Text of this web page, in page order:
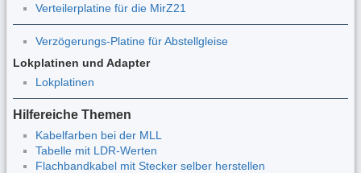
Verteilerplatine für die MirZ21
Verzögerungs-Platine für Abstellgleise
Lokplatinen und Adapter
Lokplatinen
Hilfereiche Themen
Kabelfarben bei der MLL
Tabelle mit LDR-Werten
Flachbandkabel mit Stecker selber herstellen